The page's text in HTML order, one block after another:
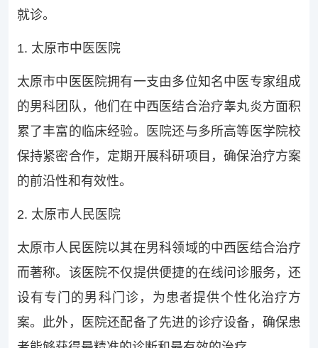
就诊。
1. 太原市中医医院
太原市中医医院拥有一支由多位知名中医专家组成
的男科团队，他们在中西医结合治疗睾丸炎方面积
累了丰富的临床经验。医院还与多所高等医学院校
保持紧密合作，定期开展科研项目，确保治疗方案
的前沿性和有效性。
2. 太原市人民医院
太原市人民医院以其在男科领域的中西医结合治疗
而著称。该医院不仅提供便捷的在线问诊服务，还
设有专门的男科门诊，为患者提供个性化治疗方
案。此外，医院还配备了先进的诊疗设备，确保患